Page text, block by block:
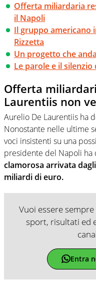
Offerta miliardaria
il Napoli
Il gruppo americano
Rizzetta
Un progetto che
Le parole e il silenzio
Offerta
Laurentiis non
Aurelio De Laurentiis ha
Nonostante nelle ultime
voci insistenti su una
presidente del Napoli ha
clamorosa arrivata
miliardi di euro.
Vuoi essere
sport, risultati ed
Entra